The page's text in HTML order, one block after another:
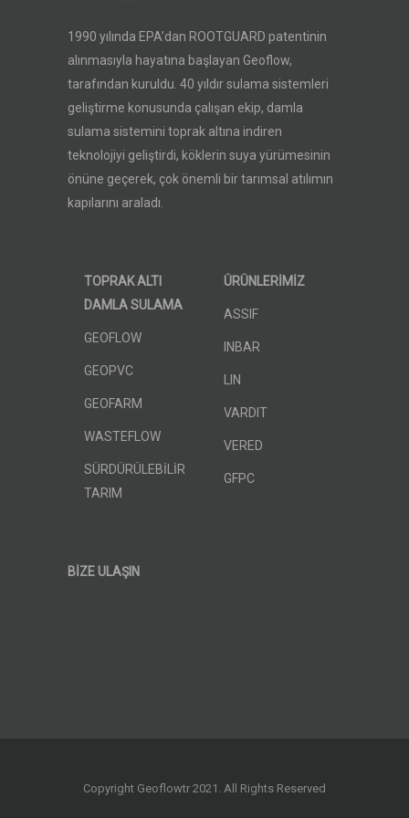
1990 yılında EPA’dan ROOTGUARD patentinin
alınmasıyla hayatına başlayan Geoflow,
tarafından kuruldu. 40 yıldır sulama sistemleri
geliştirme konusunda çalışan ekip, damla
sulama sistemini toprak altına indiren
teknolojiyi geliştirdi, köklerin suya yürümesinin
önüne geçerek, çok önemli bir tarımsal atılımın
kapılarını araladı.
TOPRAK ALTI
DAMLA SULAMA
GEOFLOW
GEOPVC
GEOFARM
WASTEFLOW
SÜRDÜRÜLEBİLİR
TARIM
ÜRÜNLERİMİZ
ASSIF
INBAR
LIN
VARDIT
VERED
GFPC
BİZE ULAŞIN
Copyright Geoflowtr 2021. All Rights Reserved